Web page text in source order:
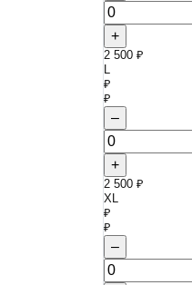
+
2 500 ₽
L
₽
₽
–
+
2 500 ₽
XL
₽
₽
–